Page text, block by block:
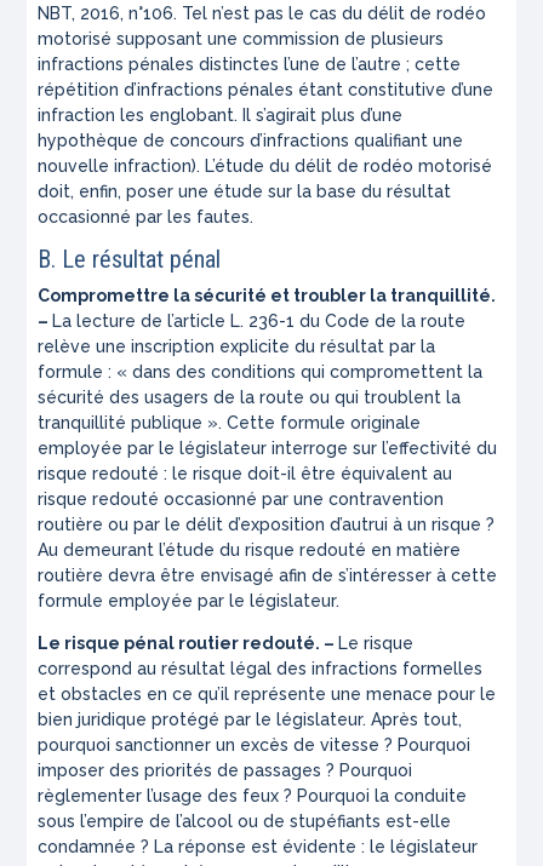
NBT, 2016, n°106. Tel n’est pas le cas du délit de rodéo
motorisé supposant une commission de plusieurs
infractions pénales distinctes l’une de l’autre ; cette
répétition d’infractions pénales étant constitutive d’une
infraction les englobant. Il s’agirait plus d’une
hypothèque deconcours d’infractions qualifiant une
nouvelle infraction). L’étude du délit de rodéo motorisé
doit, enfin, poser une étude sur la base du résultat
occasionné par les fautes.
B. Le résultat pénal
Compromettre la sécurité et troubler la tranquillité.
– La lecture de l’article L. 236-1 du Code de la route
relève une inscription explicite du résultat par la
formule : «dans des conditions qui compromettent la
sécurité des usagers de la route ou qui troublent la
tranquillité publique ».Cette formule originale
employée par le législateur interroge sur l’effectivité du
risque redouté : le risque doit-il être équivalent au
risque redouté occasionné par une contravention
routière ou par le délit d’exposition d’autrui à un risque ?
Au demeurant l’étude du risque redouté en matière
routière devra être envisagé afin de s’intéresser à cette
formule employée par le législateur.
Le risque pénal routier redouté. – Le risque
correspond au résultat légal des infractions formelles
et obstacles en ce qu’il représente une menace pour le
bien juridique protégé par le législateur. Après tout,
pourquoi sanctionner un excès de vitesse ? Pourquoi
imposer des priorités de passages ? Pourquoi
règlementer l’usage des feux ? Pourquoi la conduite
sous l’empire de l’alcool ou de stupéfiants est-elle
condamnée ? La réponse est évidente : le législateur